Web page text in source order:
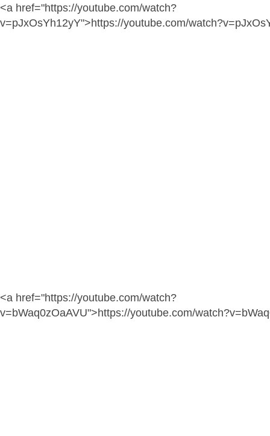
<a href="https://youtube.com/watch?
v=pJxOsYh12yY">https://youtube.com/
<a href="https://youtube.com/watch?
v=bWaq0zOaAVU">https://youtube.com/